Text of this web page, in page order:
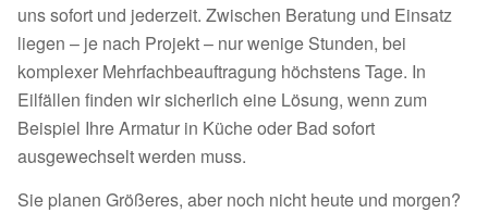
uns sofort und jederzeit. Zwischen Beratung und Einsatz
liegen – je nach Projekt – nur wenige Stunden, bei
komplexer Mehrfachbeauftragung höchstens Tage. In
Eilfällen finden wir sicherlich eine Lösung, wenn zum
Beispiel Ihre Armatur in Küche oder Bad sofort
ausgewechselt werden muss.
Sie planen Größeres, aber noch nicht heute und morgen?